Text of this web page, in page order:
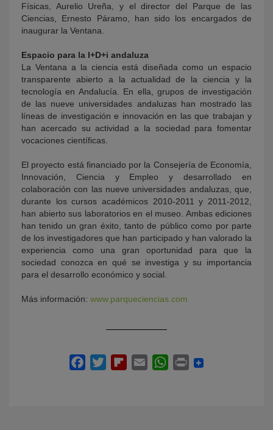
Físicas, Aurelio Ureña, y el director del Parque de las
Ciencias, Ernesto Páramo, han sido los encargados de
inaugurar la Ventana.
Espacio para la I+D+i andaluza
La Ventana a la ciencia está diseñada como un espacio
transparente abierto a la actualidad de la ciencia y la
tecnología en Andalucía. En ella, grupos de investigación
de las nueve universidades andaluzas han mostrado las
líneas de investigación e innovación en las que trabajan y
han acercado su actividad a la sociedad para fomentar
vocaciones científicas.
El proyecto está financiado por la Consejería de Economía,
Innovación, Ciencia y Empleo y desarrollado en
colaboración con las nueve universidades andaluzas, que,
durante los cursos académicos 2010-2011 y 2011-2012,
han abierto sus laboratorios en el museo. Ambas ediciones
han tenido un gran éxito, tanto de público como por parte
de los investigadores que han participado y han valorado la
experiencia como una gran oportunidad para que la
sociedad conozca en qué se investiga y su importancia
para el desarrollo económico y social.
Más información: www.parqueciencias.com